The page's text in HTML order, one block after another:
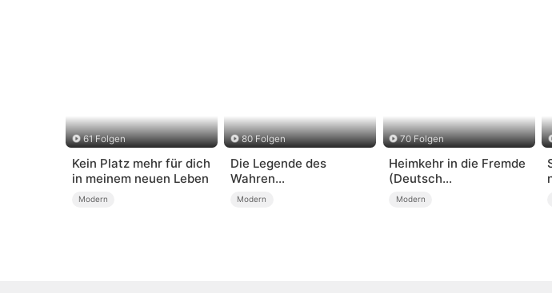
61 Folgen
Kein Platz mehr für dich
in meinem neuen Leben
Modern
80 Folgen
Die Legende des
Wahren
Drachen(Deutsch
Modern
70 Folgen
Heimkehr in die Fremde
(Deutsch
Synchronisiert)
Modern